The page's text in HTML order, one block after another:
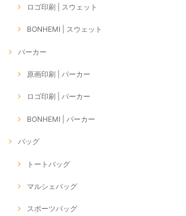
ロゴ印刷 | スウェット
BONHEMI | スウェット
パーカー
原画印刷 | パーカー
ロゴ印刷 | パーカー
BONHEMI | パーカー
バッグ
トートバッグ
マルシェバッグ
スポーツバッグ